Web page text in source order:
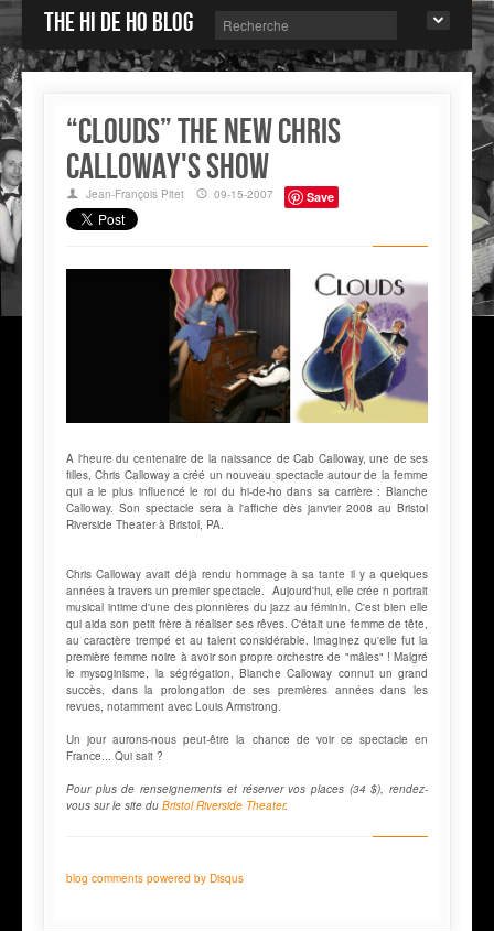
The Hi de Ho blog
“CLOUDS” the new Chris
Calloway's show
Jean-François Pitet 09-15-2007 Save
A l'heure du centenaire de la naissance de Cab Calloway, une de ses
filles, Chris Calloway a créé un nouveau spectacle autour de la femme
qui a le plus influencé le roi du hi-de-ho dans sa carrière : Blanche
Calloway. Son spectacle sera à l'affiche dès janvier 2008 au Bristol
Riverside Theater à Bristol, PA.
Chris Calloway avait déjà rendu hommage à sa tante il y a quelques
années à travers un premier spectacle. Aujourd'hui, elle crée n portrait
musical intime d'une des pionnières du jazz au féminin. C'est bien elle
qui aida son petit frère à réaliser ses rêves. C'était une femme de tête,
au caractère trempé et au talent considérable. Imaginez qu'elle fut la
première femme noire à avoir son propre orchestre de "mâles" ! Malgré
le mysoginisme, la ségrégation, Blanche Calloway connut un grand
succès, dans la prolongation de ses premières années dans les
revues, notamment avec Louis Armstrong.
Un jour aurons-nous peut-être la chance de voir ce spectacle en
France... Qui sait ?
Pour plus de renseignements et réserver vos places (34 $), rendez-
vous sur le site du Bristol Riverside Theater.
blog comments powered by Disqus